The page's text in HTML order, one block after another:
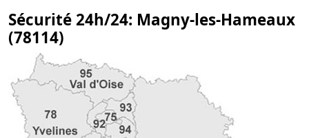
Sécurité 24h/24: Magny-les-Hameaux
(78114)